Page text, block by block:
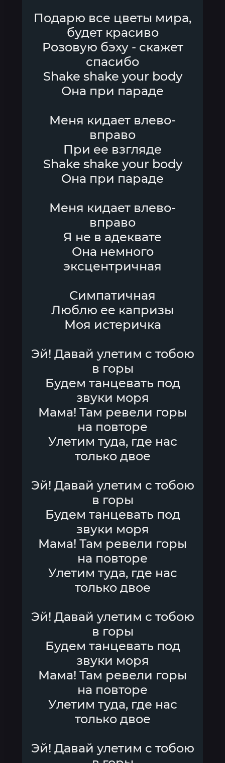
Подарю все цветы мира,
будет красиво
Розовую бэху - скажет
спасибо
Shake shake your body
Она при параде
Меня кидает влево-
вправо
При ее взгляде
Shake shake your body
Она при параде
Меня кидает влево-
вправо
Я не в адеквате
Она немного
эксцентричная
Симпатичная
Люблю ее капризы
Моя истеричка
Эй! Давай улетим с тобою
в горы
Будем танцевать под
звуки моря
Мама! Там ревели горы
на повторе
Улетим туда, где нас
только двое
Эй! Давай улетим с тобою
в горы
Будем танцевать под
звуки моря
Мама! Там ревели горы
на повторе
Улетим туда, где нас
только двое
Эй! Давай улетим с тобою
в горы
Будем танцевать под
звуки моря
Мама! Там ревели горы
на повторе
Улетим туда, где нас
только двое
Эй! Давай улетим с тобою